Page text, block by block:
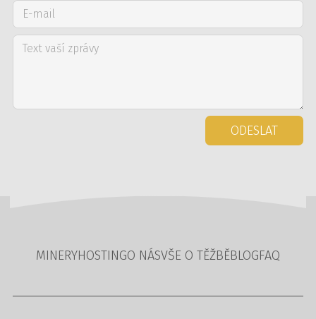
ODESLAT
MINERYHOSTINGO NÁSVŠE O TĚŽBĚBLOGFAQ